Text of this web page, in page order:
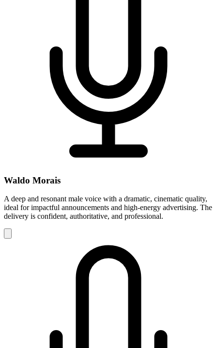
Waldo Morais
A deep and resonant male voice with a dramatic, cinematic quality,
ideal for impactful announcements and high-energy advertising. The
delivery is confident, authoritative, and professional.